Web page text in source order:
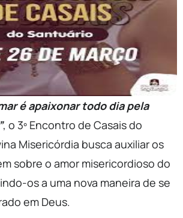
é apaixonar todo dia pela
, o 3º Encontro de Casais do
Misericórdia busca auxiliar os
sobre o amor misericordioso do
os a uma nova maneira de se
em Deus.